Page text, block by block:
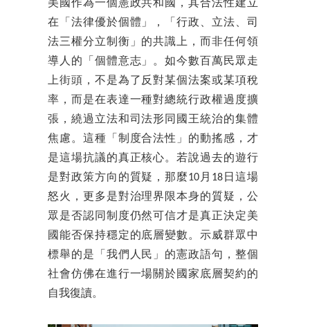
美國作為一個憲政共和國，其合法性建立
在「法律優於個體」，「行政、立法、司
法三權分立制衡」的共識上，而非任何領
導人的「個體意志」。如今數百萬民眾走
上街頭，不是為了反對某個法案或某項稅
率，而是在表達一種對總統行政權過度擴
張，繞過立法和司法形同國王統治的集體
焦慮。這種「制度合法性」的動搖感，才
是這場抗議的真正核心。若說過去的遊行
是對政策方向的質疑，那麼10月18日這場
怒火，更多是對治理界限本身的質疑，公
眾是否認同制度仍然可信才是真正決定美
國能否保持穩定的底層變數。示威群眾中
標舉的是「我們人民」的憲政語句，整個
社會仿佛在進行一場關於國家底層契約的
自我復讀。